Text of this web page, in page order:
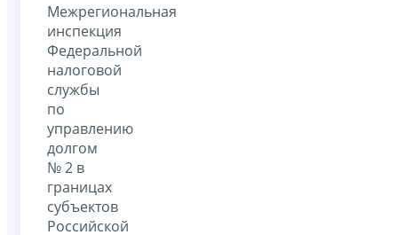
Межрегиональная
инспекция
Федеральной
налоговой
службы
по
управлению
долгом
№ 2 в
границах
субъектов
Российской